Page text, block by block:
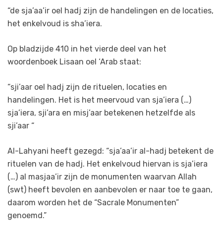
“de sja’aa’ir oel hadj zijn de handelingen en de locaties,
het enkelvoud is sha’iera.
Op bladzijde 410 in het vierde deel van het
woordenboek Lisaan oel ‘Arab staat:
“sji’aar oel hadj zijn de rituelen, locaties en
handelingen. Het is het meervoud van sja’iera (…)
sja’iera, sji’ara en misj’aar betekenen hetzelfde als
sji’aar “
Al-Lahyani heeft gezegd: “sja’aa’ir al-hadj betekent de
rituelen van de hadj. Het enkelvoud hiervan is sja’iera
(…) al masjaa’ir zijn de monumenten waarvan Allah
(swt) heeft bevolen en aanbevolen er naar toe te gaan,
daarom worden het de “Sacrale Monumenten”
genoemd.”